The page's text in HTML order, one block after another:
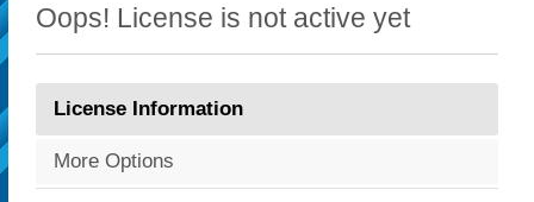
Oops! License is not active yet
License Information
More Options